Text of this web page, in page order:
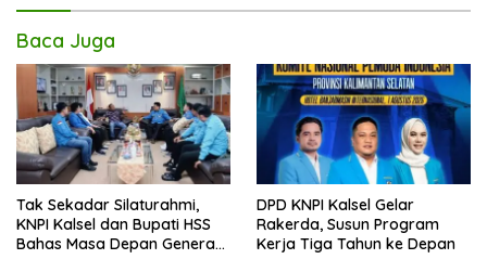
Baca Juga
Tak Sekadar Silaturahmi,
KNPI Kalsel dan Bupati HSS
Bahas Masa Depan Generasi
DPD KNPI Kalsel Gelar
Rakerda, Susun Program
Kerja Tiga Tahun ke Depan